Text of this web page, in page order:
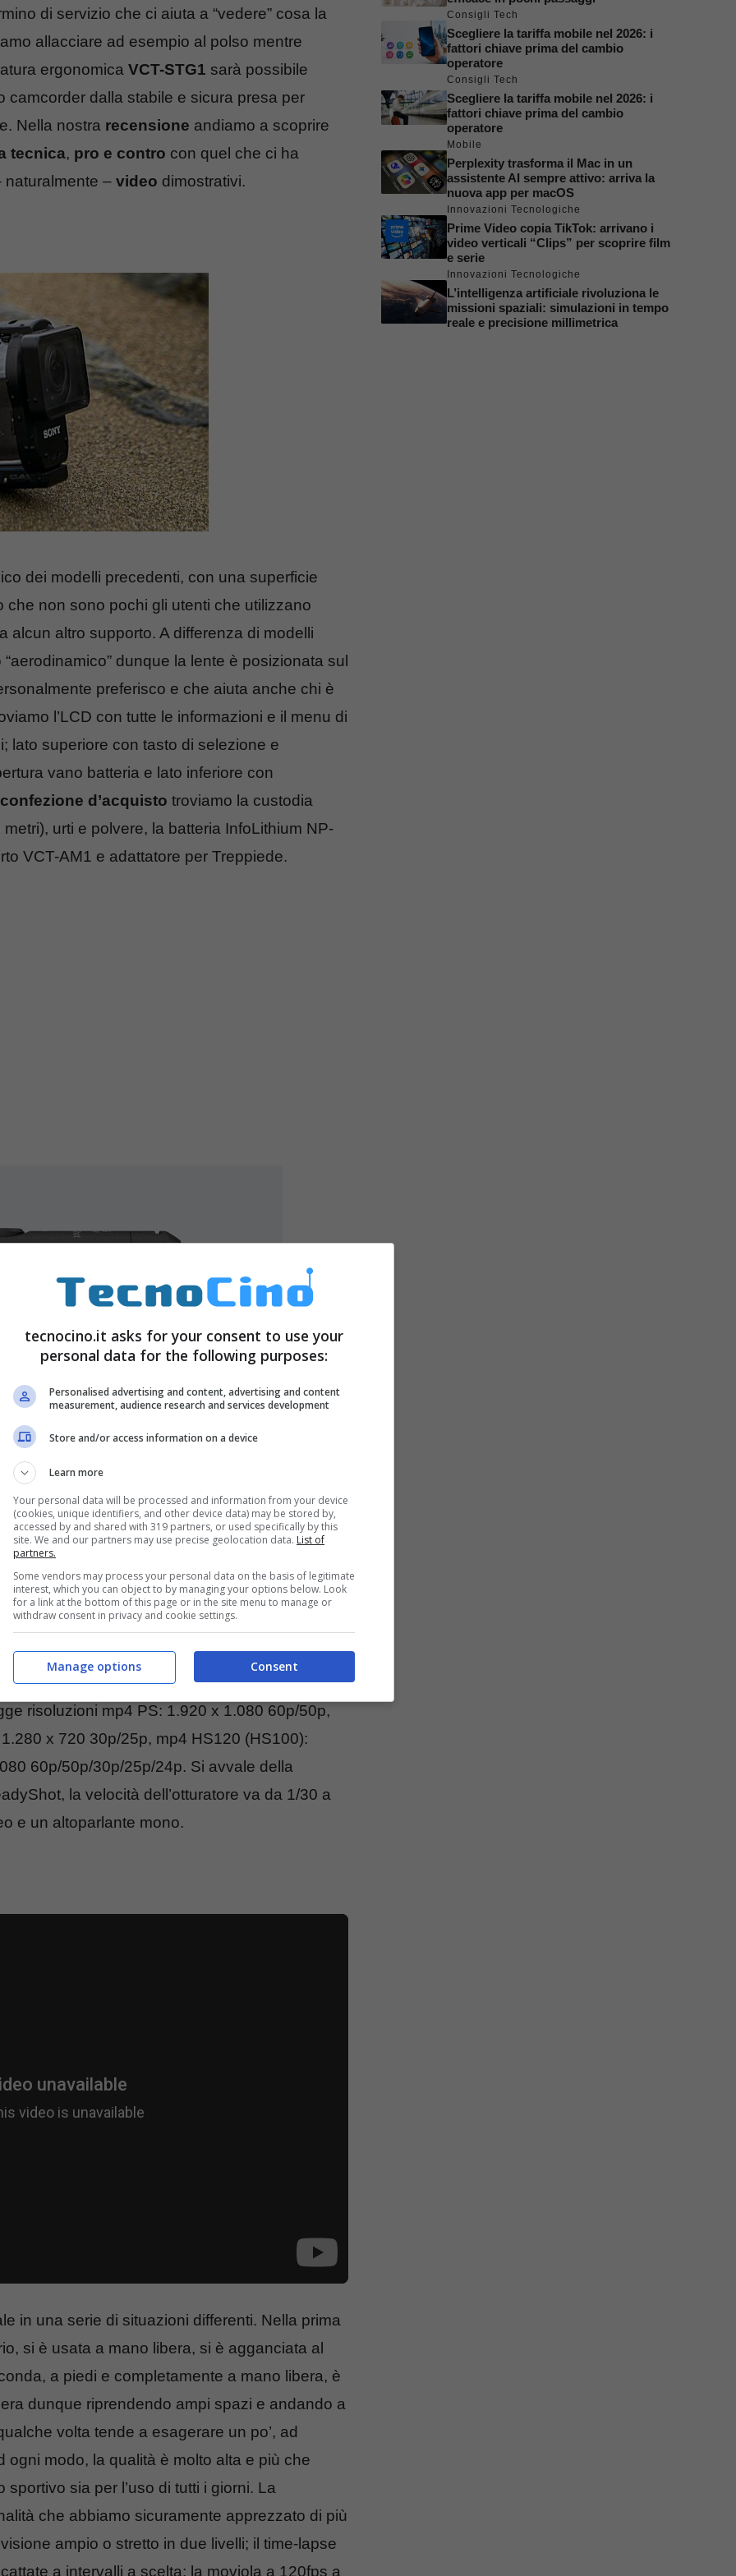
di servizio che ci aiuta a “vedere” cosa la
allacciare ad esempio al polso mentre
ergonomica VCT-STG1 sarà possibile
camcorder dalla stabile e sicura presa per
Nella nostra recensione andiamo a scoprire
tecnica, pro e contro con quel che ci ha
naturalmente – video dimostrativi.
dei modelli precedenti, con una superficie
che non sono pochi gli utenti che utilizzano
altro supporto. A differenza di modelli
dunque la lente è posizionata sul
preferisco e che aiuta anche chi è
l’LCD con tutte le informazioni e il menu di
lato superiore con tasto di selezione e
vano batteria e lato inferiore con
confezione d’acquisto troviamo la custodia
urti e polvere, la batteria InfoLithium NP-
VCT-AM1 e adattatore per Treppiede.
dal sensore CMOS Exmor R® da 7,77 mm
ZEISS Tessar con apertura f/2.8, lunghezza
(STRETTO) sia in foto sia in video, regge una
c’è la possibilità di registrare su supporto
registrare nei formati video XAVC S: MPEG-4
risoluzioni mp4 PS: 1.920 x 1.080 60p/50p,
x 720 30p/25p, mp4 HS120 (HS100):
60p/50p/30p/25p/24p. Si avvale della
la velocità dell’otturatore va da 1/30 a
e un altoparlante mono.
in una serie di situazioni differenti. Nella prima
si è usata a mano libera, si è agganciata al
a piedi e completamente a mano libera, è
dunque riprendendo ampi spazi e andando a
volta tende a esagerare un po’, ad
modo, la qualità è molto alta e più che
sia per l’uso di tutti i giorni. La
che abbiamo sicuramente apprezzato di più
ampio o stretto in due livelli; il time-lapse
a intervalli a scelta; la moviola a 120fps a
Consigli Tech
Scegliere la tariffa mobile nel 2026: i
fattori chiave prima del cambio
operatore
Consigli Tech
Scegliere la tariffa mobile nel 2026: i
fattori chiave prima del cambio
operatore
Mobile
Perplexity trasforma il Mac in un
assistente AI sempre attivo: arriva la
nuova app per macOS
Innovazioni Tecnologiche
Prime Video copia TikTok: arrivano i
video verticali “Clips” per scoprire film
e serie
Innovazioni Tecnologiche
L’intelligenza artificiale rivoluziona le
missioni spaziali: simulazioni in tempo
reale e precisione millimetrica
tecnocino.it asks for your consent to use your
personal data for the following purposes:
Personalised advertising and content, advertising and content
measurement, audience research and services development
Store and/or access information on a device
Learn more
Your personal data will be processed and information from your device
(cookies, unique identifiers, and other device data) may be stored by,
accessed by and shared with 319 partners, or used specifically by this
site. We and our partners may use precise geolocation data. List of
partners.
Some vendors may process your personal data on the basis of legitimate
interest, which you can object to by managing your options below. Look
for a link at the bottom of this page or in the site menu to manage or
withdraw consent in privacy and cookie settings.
Consent
Manage options